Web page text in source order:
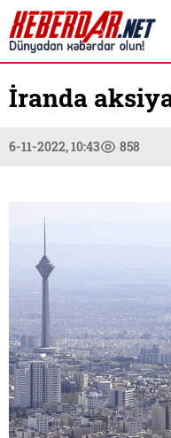
İranda
6-11-2022, 10:43 858